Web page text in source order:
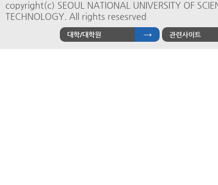
copyright(c) SEOUL NATIONAL UNIVERSITY OF
TECHNOLOGY. All rights resesrved
대학/대학원 관련사이트